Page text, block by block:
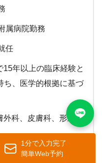
属病院勤務
任
15年以上の臨床経験と
ち、医学的根拠に基づ
外科、皮膚科、形成外
膚腫瘍・皮膚外科手
1分で入力完了
簡単Web予約